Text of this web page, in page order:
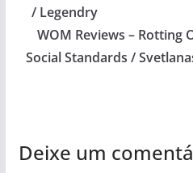
/ Legendry
WOM Reviews – Rotting
Social Standards /
Deixe um